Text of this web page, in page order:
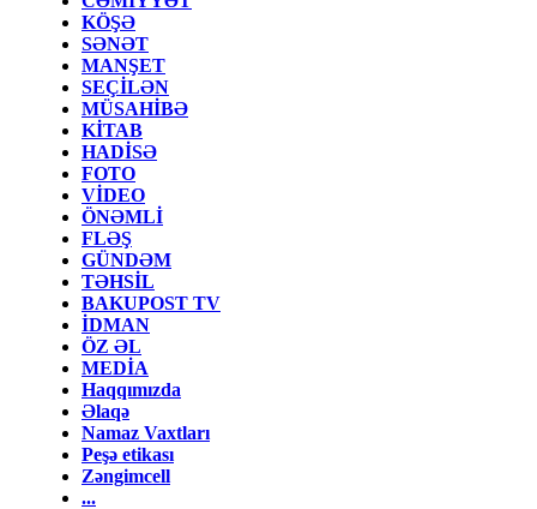
KÖŞƏ
SƏNƏT
MANŞET
SEÇİLƏN
MÜSAHİBƏ
KİTAB
HADİSƏ
FOTO
VİDEO
ÖNƏMLİ
FLƏŞ
GÜNDƏM
TƏHSİL
BAKUPOST TV
İDMAN
ÖZ ƏL
MEDİA
Haqqımızda
Əlaqə
Namaz Vaxtları
Peşə etikası
Zəngimcell
...